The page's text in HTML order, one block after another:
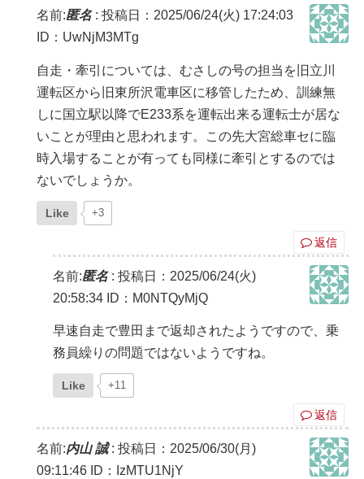
名前:匿名: 投稿日：2025/06/24(火) 17:24:03
ID：UwNjM3MTg
自走・牽引については、むさしの号の担当を旧立川
運転区から旧東所沢電車区に移管したため、訓練無
しに国立駅以降でE233系を運転出来る運転士が居な
いことが理由と思われます。この先大宮総車セに臨
時入場することが有っても同様に牽引とするのでは
ないでしょうか。
Like +3
返信
名前:匿名: 投稿日：2025/06/24(火)
20:58:34 ID：M0NTQyMjQ
早速自走で豊田まで返却されたようですので、乗
務員繰りの問題ではないようですね。
Like +11
返信
名前:内山 誠: 投稿日：2025/06/30(月)
09:11:46 ID：IzMTU1NjY